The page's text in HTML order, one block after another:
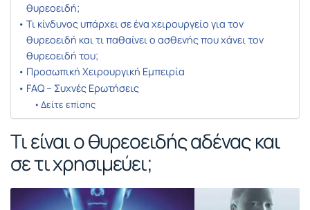
θυρεοειδή;
Τι κίνδυνος υπάρχει σε ένα χειρουργείο για τον
θυρεοειδή και τι παθαίνει ο ασθενής που χάνει τον
θυρεοειδή του;
Προσωπική Χειρουργική Εμπειρία
FAQ – Συχνές Ερωτήσεις
Δείτε επίσης
Τι είναι ο θυρεοειδής αδένας και
σε τι χρησιμεύει;